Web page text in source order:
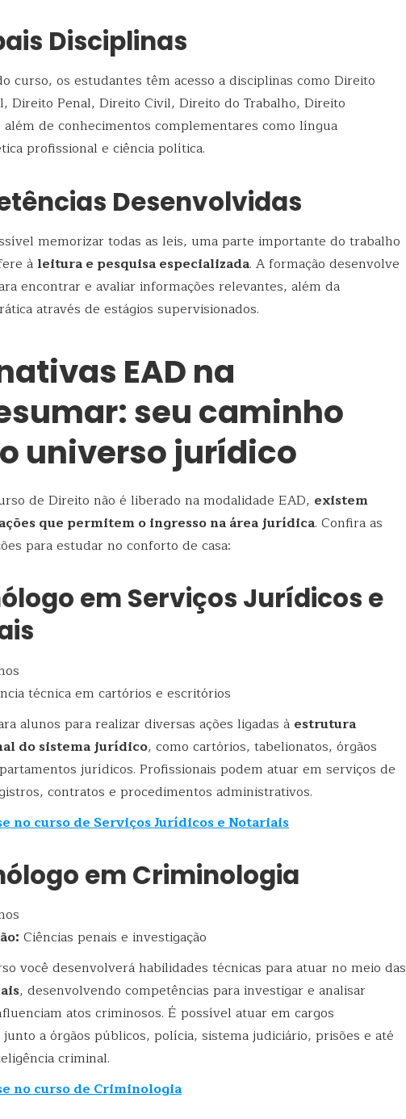
Disciplinas
curso, os estudantes têm acesso a disciplinas como Direito
Direito Penal, Direito Civil, Direito do Trabalho, Direito
de conhecimentos complementares como língua
profissional e ciência política.
Desenvolvidas
memorizar todas as leis, uma parte importante do trabalho
à leitura e pesquisa especializada. A formação desenvolve
encontrar e avaliar informações relevantes, além da
através de estágios supervisionados.
EAD na
seu caminho
universo jurídico
de Direito não é liberado na modalidade EAD, existem
que permitem o ingresso na área jurídica. Confira as
para estudar no conforto de casa:
em Serviços Jurídicos e
técnica em cartórios e escritórios
alunos para realizar diversas ações ligadas à estrutura
do sistema jurídico, como cartórios, tabelionatos, órgãos
jurídicos. Profissionais podem atuar em serviços de
contratos e procedimentos administrativos.
no curso de Serviços Jurídicos e Notariais
em Criminologia
Ciências penais e investigação
você desenvolverá habilidades técnicas para atuar no meio das
, desenvolvendo competências para investigar e analisar
atos criminosos. É possível atuar em cargos
a órgãos públicos, polícia, sistema judiciário, prisões e até
criminal.
no curso de Criminologia